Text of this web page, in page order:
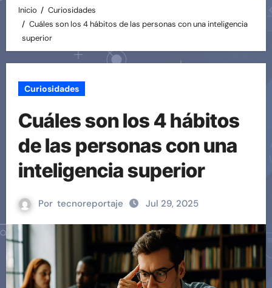
Inicio
Curiosidades
Cuáles son los 4 hábitos de las personas con una inteligencia
superior
Curiosidades
Cuáles son los 4 hábitos
de las personas con una
inteligencia superior
Por tecnoreportaje Jul 29, 2025